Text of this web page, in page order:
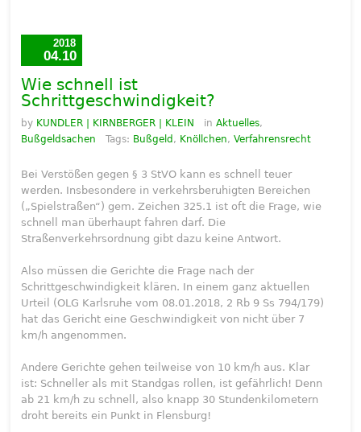
2018
04.10
Wie schnell ist
Schrittgeschwindigkeit?
by KUNDLER | KIRNBERGER | KLEIN inAktuelles,
Bußgeldsachen
Tags: Bußgeld , Knöllchen,Verfahrensrecht
Bei Verstößen gegen § 3 StVO kann es schnell teuer
werden. Insbesondere in verkehrsberuhigten Bereichen
(„Spielstraßen“) gem. Zeichen 325.1 ist oft die Frage, wie
schnell man überhaupt fahren darf. Die
Straßenverkehrsordnung gibt dazu keine Antwort.
Also müssen die Gerichte die Frage nach der
Schrittgeschwindigkeit klären. In einem ganz aktuellen
Urteil (OLG Karlsruhe vom 08.01.2018, 2 Rb 9 Ss 794/179)
hat das Gericht eine Geschwindigkeit von nicht über 7
km/h angenommen.
Andere Gerichte gehen teilweise von 10 km/h aus. Klar
ist: Schneller als mit Standgas rollen, ist gefährlich! Denn
ab 21 km/h zu schnell, also knapp 30 Stundenkilometern
droht bereits ein Punkt in Flensburg!